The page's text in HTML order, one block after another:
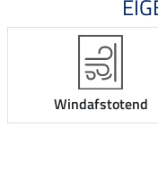
Windafstotend